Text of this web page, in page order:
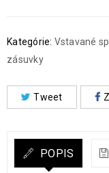
Kategórie: Vstavané
zásuvky
Tweet
POPIS